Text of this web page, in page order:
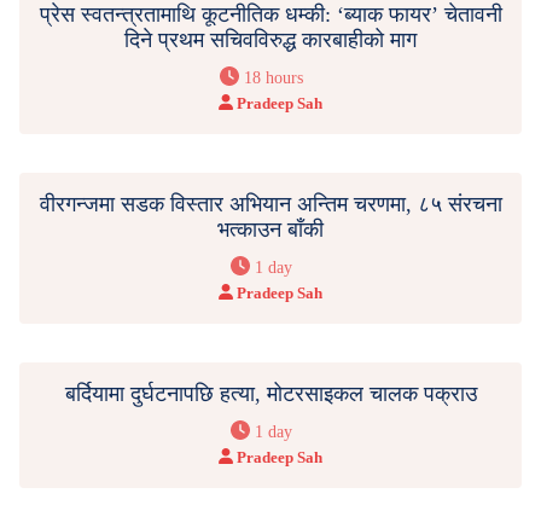
प्रेस स्वतन्त्रतामाथि कूटनीतिक धम्की: ‘ब्याक फायर’ चेतावनी
दिने प्रथम सचिवविरुद्ध कारबाहीको माग
18 hours
Pradeep Sah
वीरगन्जमा सडक विस्तार अभियान अन्तिम चरणमा, ८५ संरचना
भत्काउन बाँकी
1 day
Pradeep Sah
बर्दियामा दुर्घटनापछि हत्या, मोटरसाइकल चालक पक्राउ
1 day
Pradeep Sah